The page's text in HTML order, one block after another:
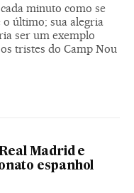
minuto como se
o último; sua alegria
ser um exemplo
tristes do Camp Nou
Madrid e
espanhol